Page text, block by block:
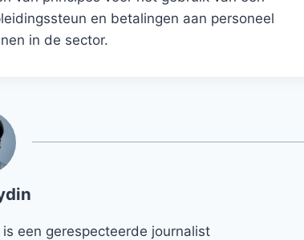
en betalingen aan personeel
in de sector.
een gerespecteerde journalist